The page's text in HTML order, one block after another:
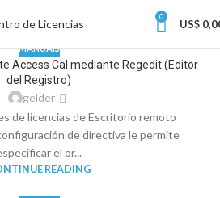
0
US$
MANUAIS
Access Cal mediante Regedit (Editor
del Registro)
gelder
de licencias de Escritorio remoto
de directiva le permite
el or...
READING